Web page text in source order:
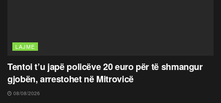
LAJME
Tentoi t’u japë policëve 20 euro për të shmangur
gjobën, arrestohet në Mitrovicë
08/08/2026